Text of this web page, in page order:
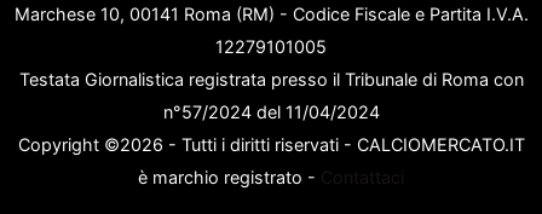
Marchese 10, 00141 Roma (RM) - Codice Fiscale e Partita I.V.A.
12279101005
Testata Giornalistica registrata presso il Tribunale di Roma con
n°57/2024 del 11/04/2024
Copyright ©2026 - Tutti i diritti riservati - CALCIOMERCATO.IT
è marchio registrato - Contattaci